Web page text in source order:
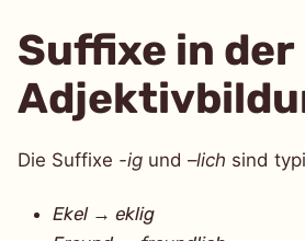
Suffixe in der
Die Suffixe -ig und –lich sind
Ekel→ eklig